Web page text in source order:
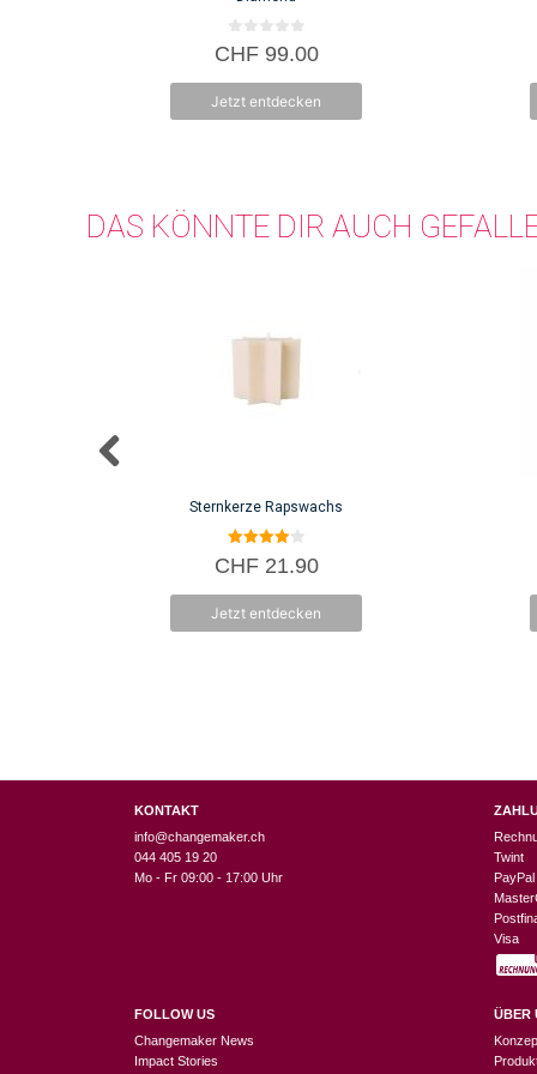
0
v
5
CHF99.00
Jetzt entdecken
DAS KÖNNTE DIR AUCH
Sternkerze Rapswachs
4.00
von 5
CHF21.90
Jetzt entdecken
KONTAKT
info@changemaker.ch
044 405 19 20
Mo - Fr 09:00 - 17:00 Uhr
FOLLOW US
Changemaker News
Impact Stories
Twint
PayPal
Visa
ÜBER